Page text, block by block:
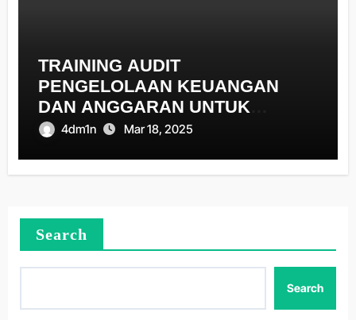
TRAINING AUDIT
PENGELOLAAN KEUANGAN
DAN ANGGARAN UNTUK
PEMERINTAH DAERAH
4dm1n Mar 18, 2025
Search
Search